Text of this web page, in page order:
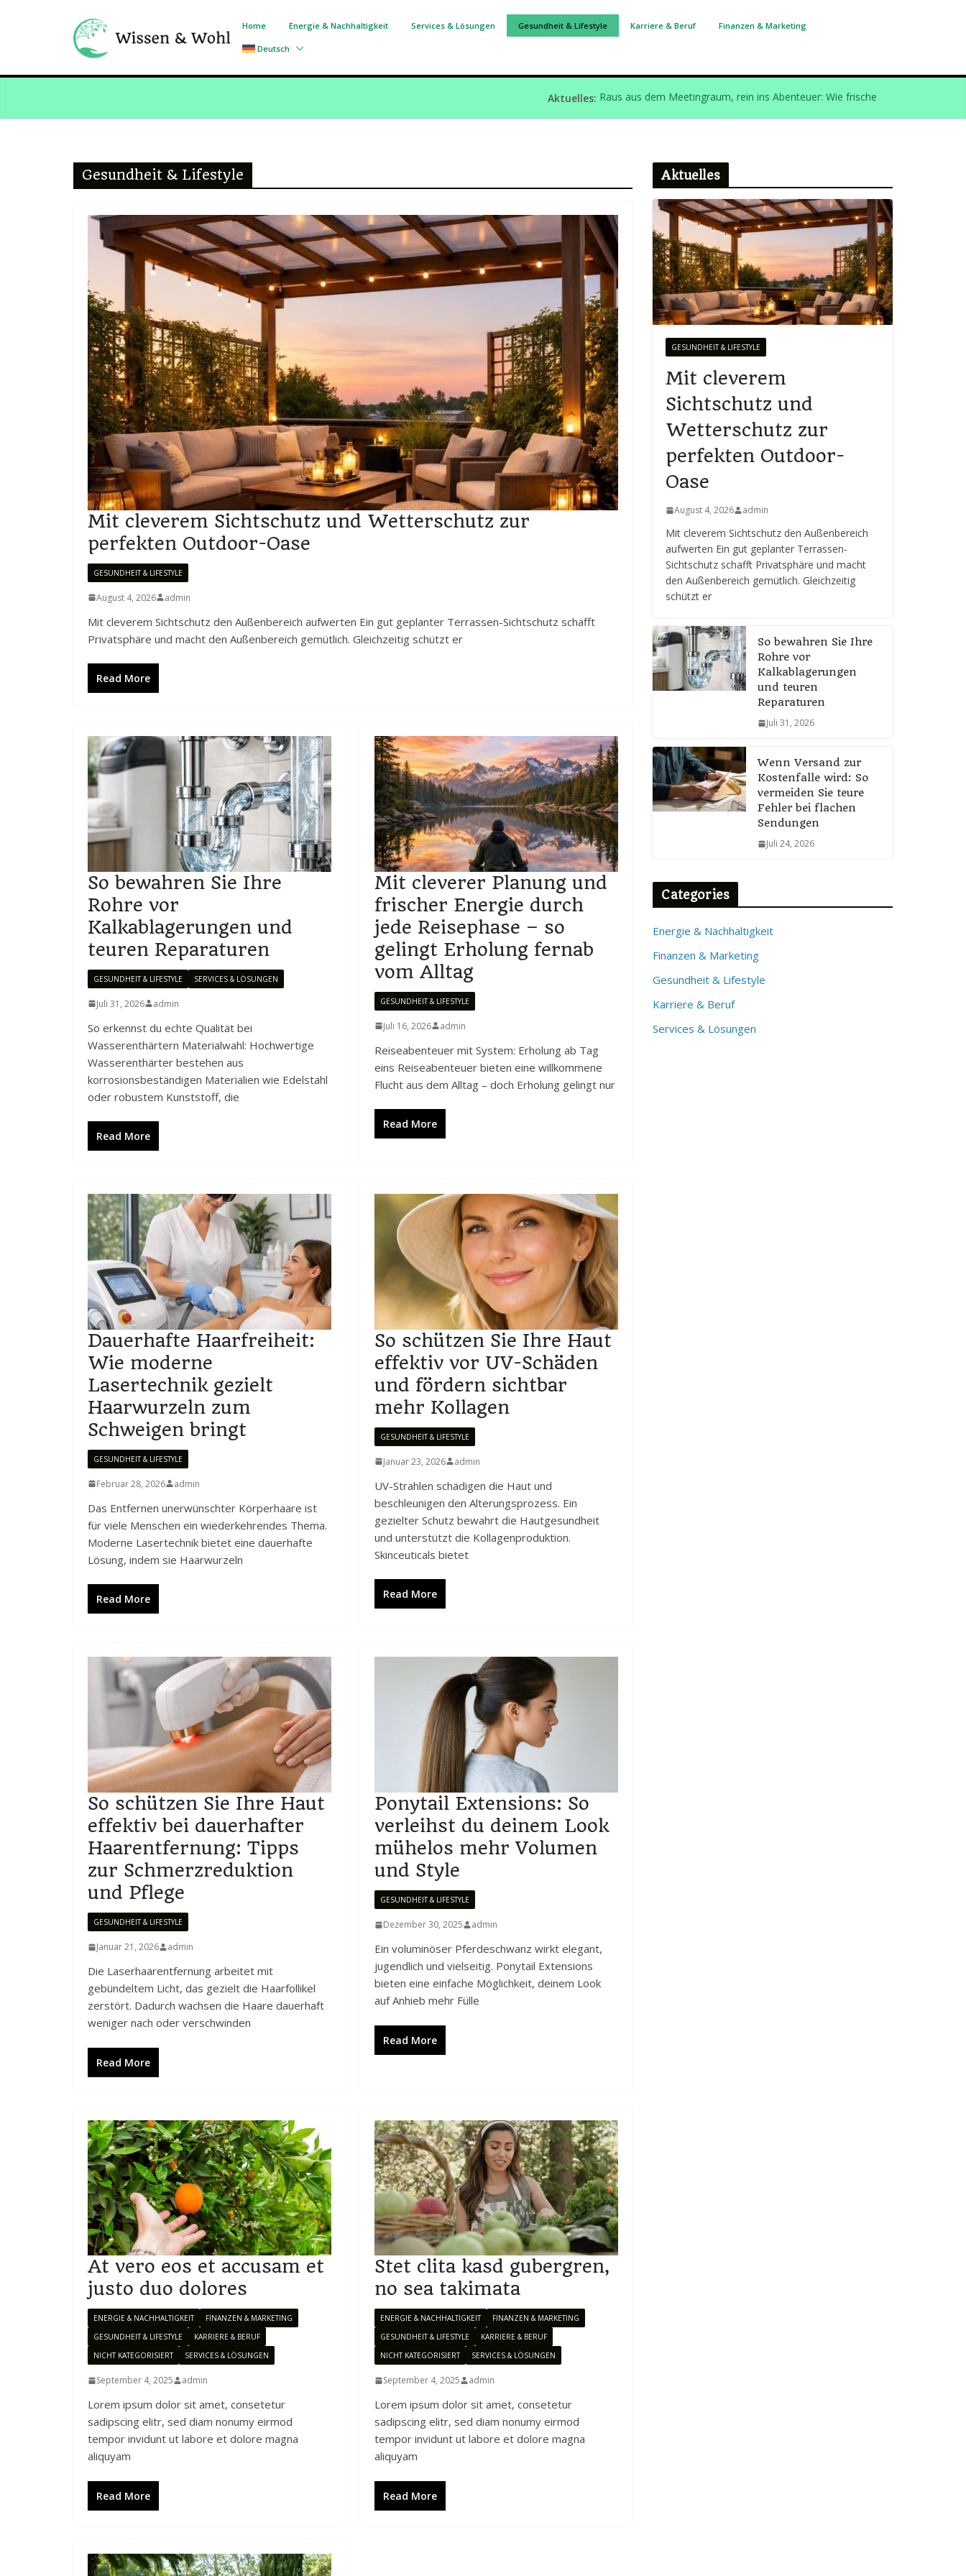
Home Energie & Nachhaltigkeit Services & Lösungen Gesundheit & Lifestyle Karriere & Beruf Finanzen & Marketing
Deutsch
Aktuelles: Raus aus dem Meetingraum, rein ins Abenteuer: Wie frische
Wenn Versand zur Kostenfalle wird: So vermeiden Sie teure
Fehler bei flachen Sendungen
Mit cleverer Planung und frischer Energie durch jede
Reisephase – so gelingt Erholung fernab vom Alltag
Gesundheit & Lifestyle
Mit cleverem Sichtschutz und Wetterschutz zur
perfekten Outdoor-Oase
GESUNDHEIT & LIFESTYLE
August 4, 2026 admin
Mit cleverem Sichtschutz den Außenbereich aufwerten Ein gut geplanter Terrassen-Sichtschutz schafft
Privatsphäre und macht den Außenbereich gemütlich. Gleichzeitig schützt er
Read More
So bewahren Sie Ihre
Rohre vor
Kalkablagerungen und
teuren Reparaturen
GESUNDHEIT & LIFESTYLE SERVICES & LÖSUNGEN
Juli 31, 2026 admin
So erkennst du echte Qualität bei
Wasserenthärtern Materialwahl: Hochwertige
Wasserenthärter bestehen aus
korrosionsbeständigen Materialien wie Edelstahl
oder robustem Kunststoff, die
Read More
Mit cleverer Planung und
frischer Energie durch
jede Reisephase – so
gelingt Erholung fernab
vom Alltag
GESUNDHEIT & LIFESTYLE
Juli 16, 2026 admin
Reiseabenteuer mit System: Erholung ab Tag
eins Reiseabenteuer bieten eine willkommene
Flucht aus dem Alltag – doch Erholung gelingt nur
Read More
Dauerhafte Haarfreiheit:
Wie moderne
Lasertechnik gezielt
Haarwurzeln zum
Schweigen bringt
GESUNDHEIT & LIFESTYLE
Februar 28, 2026 admin
Das Entfernen unerwünschter Körperhaare ist
für viele Menschen ein wiederkehrendes Thema.
Moderne Lasertechnik bietet eine dauerhafte
Lösung, indem sie Haarwurzeln
Read More
So schützen Sie Ihre Haut
effektiv vor UV-Schäden
und fördern sichtbar
mehr Kollagen
GESUNDHEIT & LIFESTYLE
Januar 23, 2026 admin
UV-Strahlen schädigen die Haut und
beschleunigen den Alterungsprozess. Ein
gezielter Schutz bewahrt die Hautgesundheit
und unterstützt die Kollagenproduktion.
Skinceuticals bietet
Read More
So schützen Sie Ihre Haut
effektiv bei dauerhafter
Haarentfernung: Tipps
zur Schmerzreduktion
und Pflege
GESUNDHEIT & LIFESTYLE
Januar 21, 2026 admin
Die Laserhaarentfernung arbeitet mit
gebündeltem Licht, das gezielt die Haarfollikel
zerstört. Dadurch wachsen die Haare dauerhaft
weniger nach oder verschwinden
Read More
Ponytail Extensions: So
verleihst du deinem Look
mühelos mehr Volumen
und Style
GESUNDHEIT & LIFESTYLE
Dezember 30, 2025 admin
Ein voluminöser Pferdeschwanz wirkt elegant,
jugendlich und vielseitig. Ponytail Extensions
bieten eine einfache Möglichkeit, deinem Look
auf Anhieb mehr Fülle
Read More
At vero eos et accusam et
justo duo dolores
ENERGIE & NACHHALTIGKEIT
FINANZEN & MARKETING
GESUNDHEIT & LIFESTYLE
KARRIERE & BERUF
NICHT KATEGORISIERT
SERVICES & LÖSUNGEN
September 4, 2025 admin
Lorem ipsum dolor sit amet, consetetur
sadipscing elitr, sed diam nonumy eirmod
tempor invidunt ut labore et dolore magna
aliquyam
Read More
Stet clita kasd gubergren,
no sea takimata
ENERGIE & NACHHALTIGKEIT
FINANZEN & MARKETING
GESUNDHEIT & LIFESTYLE
KARRIERE & BERUF
NICHT KATEGORISIERT
SERVICES & LÖSUNGEN
September 4, 2025 admin
Lorem ipsum dolor sit amet, consetetur
sadipscing elitr, sed diam nonumy eirmod
tempor invidunt ut labore et dolore magna
aliquyam
Read More
Aktuelles
GESUNDHEIT & LIFESTYLE
Mit cleverem
Sichtschutz und
Wetterschutz zur
perfekten Outdoor-
Oase
August 4, 2026 admin
Mit cleverem Sichtschutz den Außenbereich
aufwerten Ein gut geplanter Terrassen-
Sichtschutz schafft Privatsphäre und macht
den Außenbereich gemütlich. Gleichzeitig
schützt er
So bewahren Sie Ihre
Rohre vor
Kalkablagerungen
und teuren
Reparaturen
Juli 31, 2026
Wenn Versand zur
Kostenfalle wird: So
vermeiden Sie teure
Fehler bei flachen
Sendungen
Juli 24, 2026
Categories
Energie & Nachhaltigkeit
Finanzen & Marketing
Gesundheit & Lifestyle
Karriere & Beruf
Services & Lösungen